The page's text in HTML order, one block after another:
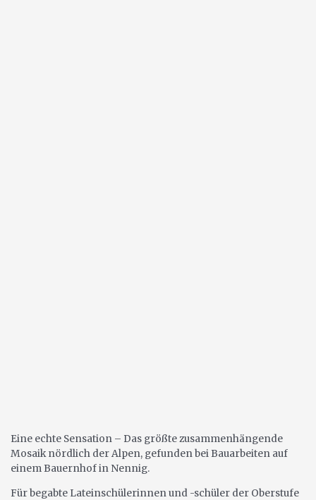
Eine echte Sensation – Das größte zusammenhängende
Mosaik nördlich der Alpen, gefunden bei Bauarbeiten auf
einem Bauernhof in Nennig.
Für begabte Lateinschülerinnen und -schüler der Oberstufe